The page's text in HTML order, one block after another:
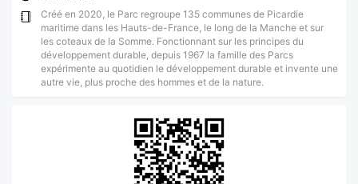
Créé en 2020, le Parc regroupe 135 communes de Picardie
maritime dans les Hauts-de-France, le long de la Manche et sur
les coteaux de la Somme. Fonctionnant sur les principes du
développement durable, depuis 1967 la famille des Parcs
expérimente au quotidien le développement durable et invente une
autre vie, plus proche des hommes et de la nature.